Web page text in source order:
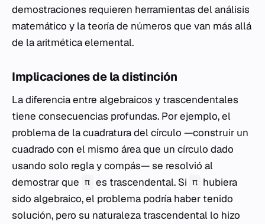
demostraciones requieren herramientas del análisis
matemático y la teoría de números que van más allá
de la aritmética elemental.
Implicaciones de la distinción
La diferencia entre algebraicos y trascendentales
tiene consecuencias profundas. Por ejemplo, el
problema de la cuadratura del círculo —construir un
cuadrado con el mismo área que un círculo dado
usando solo regla y compás— se resolvió al
demostrar que π es trascendental. Si π hubiera
sido algebraico, el problema podría haber tenido
solución, pero su naturaleza trascendental lo hizo